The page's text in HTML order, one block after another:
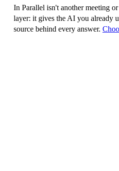
In Parallel isn't another meeting
layer: it gives the AI you already
source behind every answer.